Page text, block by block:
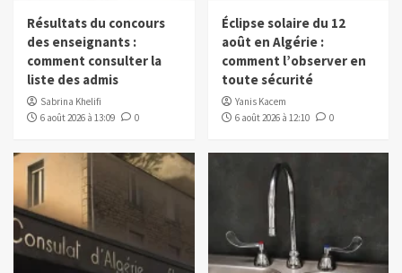
Résultats du concours
des enseignants :
comment consulter la
liste des admis
Sabrina Khelifi
6 août 2026 à 13:09
0
Éclipse solaire du 12
août en Algérie :
comment l’observer en
toute sécurité
Yanis Kacem
6 août 2026 à 12:10
0